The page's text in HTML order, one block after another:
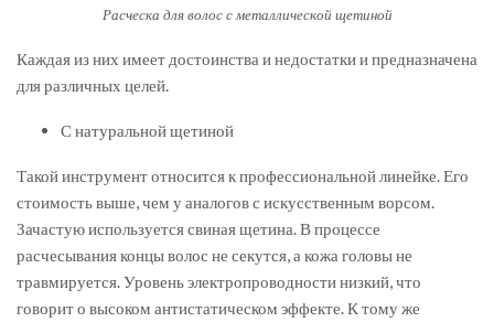
Расческа для волос с металлической щетиной
Каждая из них имеет достоинства и недостатки и предназначена
для различных целей.
С натуральной щетиной
Такой инструмент относится к профессиональной линейке. Его
стоимость выше, чем у аналогов с искусственным ворсом.
Зачастую используется свиная щетина. В процессе
расчесывания концы волос не секутся, а кожа головы не
травмируется. Уровень электропроводности низкий, что
говорит о высоком антистатическом эффекте. К тому же